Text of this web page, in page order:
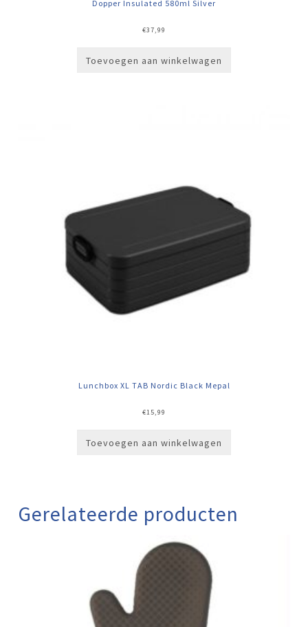
Dopper Insulated 580ml Silver
€37,99
Toevoegen aan winkelwagen
Lunchbox XL TAB Nordic Black Mepal
€15,99
Toevoegen aan winkelwagen
Gerelateerde producten